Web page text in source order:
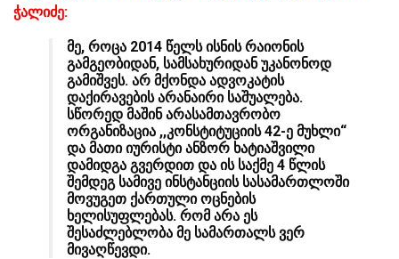
ჭალიძე:
მე, როცა 2014 წელს ისნის რაიონის
გამგეობიდან, სამსახურიდან უკანონოდ
გამიშვეს. არ მქონდა ადვოკატის
დაქირავების არანაირი საშუალება.
სწორედ მაშინ არასამთავრობო
ორგანიზაცია ,,კონსტიტუციის 42-ე მუხლი“
და მათი იურისტი ანზორ ხატიაშვილი
დამიდგა გვერდით და ის საქმე 4 წლის
შემდეგ სამივე ინსტანციის სასამართლოში
მოვუგეთ ქართული ოცნების
ხელისუფლებას. რომ არა ეს
შესაძლებლობა მე სამართალს ვერ
მივაღწევდი.